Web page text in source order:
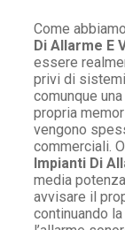
Come
Di Allarme E
essere
privi di
comunque
propria
vengono
commerciali.
Impianti Di
media
avvisare il
continuando